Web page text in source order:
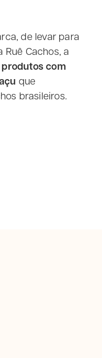
de levar para
Cachos, a
com
que
brasileiros.